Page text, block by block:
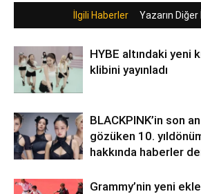
İlgili Haberler Yazarın
HYBE altındaki yeni
klibini yayınladı
BLACKPINK’in son
gözüken 10.
hakkında haberler
Grammy’nin yeni